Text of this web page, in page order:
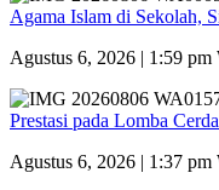
Agama Islam di Sekolah,
Agustus 6, 2026 | 1:59 pm
Prestasi pada Lomba
Agustus 6, 2026 | 1:37 pm